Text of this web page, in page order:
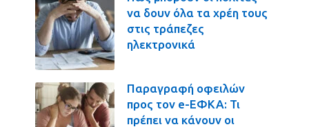
να δουν όλα τα χρέη τους
στις τράπεζες
ηλεκτρονικά
Παραγραφή οφειλών
προς τον e-ΕΦΚΑ: Τι
πρέπει να κάνουν οι